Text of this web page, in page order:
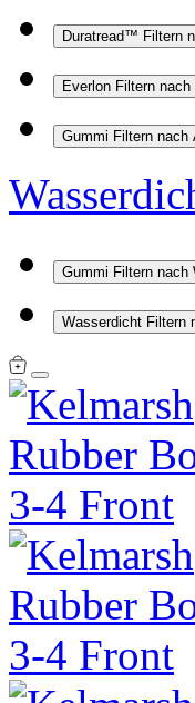
Duratread™ Filtern
Everlon Filtern
Gummi Filtern nach
Gummi Filtern nach
Wasserdicht Filtern